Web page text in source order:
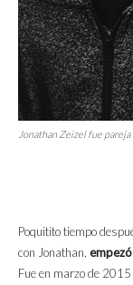
Jonathan Zeizel fue
Poquitito tiempo
con Jonathan,
Fue en marzo de